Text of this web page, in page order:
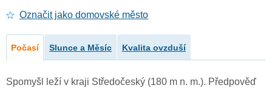
Označit jako domovské město
Počasí Slunce a Měsíc Kvalita ovzduší
Spomyšl leží v kraji Středočeský (180 m n. m.). Předpověď